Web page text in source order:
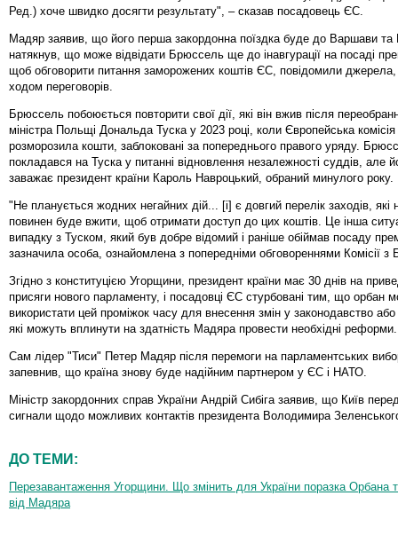
Ред.) хоче швидко досягти результату", – сказав посадовець ЄС.
Мадяр заявив, що його перша закордонна поїздка буде до Варшави та
натякнув, що може відвідати Брюссель ще до інавгурації на посаді
щоб обговорити питання заморожених коштів ЄС, повідомили джерела,
ходом переговорів.
Брюссель побоюється повторити свої дії, які він вжив після
міністра Польщі Дональда Туска у 2023 році, коли Європейська
розморозила кошти, заблоковані за попереднього правого уряду.
покладався на Туска у питанні відновлення незалежності суддів, але
заважає президент країни Кароль Навроцький, обраний минулого року.
"Не планується жодних негайних дій... [і] є довгий перелік заходів, які
повинен буде вжити, щоб отримати доступ до цих коштів. Це інша
випадку з Туском, який був добре відомий і раніше обіймав посаду
зазначила особа, ознайомлена з попередніми обговореннями Комісії
Згідно з конституцією Угорщини, президент країни має 30 днів на
присяги нового парламенту, і посадовці ЄС стурбовані тим, що орбан
використати цей проміжок часу для внесення змін у законодавство
які можуть вплинути на здатність Мадяра провести необхідні реформи.
Сам лідер "Тиси" Петер Мадяр після перемоги на парламентських
запевнив, що країна знову буде надійним партнером у ЄС і НАТО.
Міністр закордонних справ України Андрій Сибіга заявив, що Київ
сигнали щодо можливих контактів президента Володимира
ДО ТЕМИ:
Перезавантаження Угорщини. Що змінить для України поразка Орбана
від Мадяра